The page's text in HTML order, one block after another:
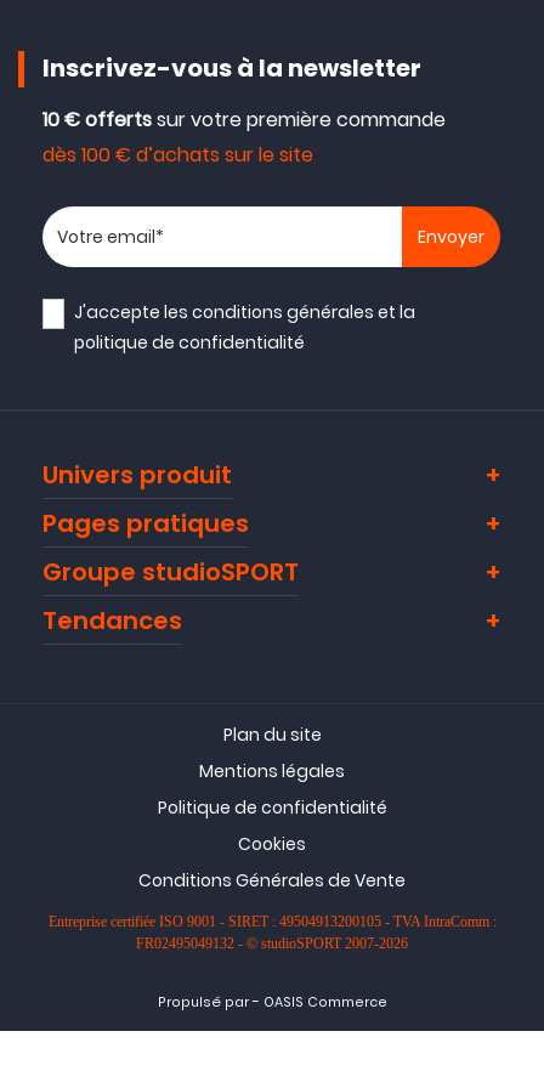
Inscrivez-vous à la newsletter
10 € offertssur votre première commande
dès 100 € d’achats sur le site
Votre adresse email
J'accepte lesconditions générales et la
politique de confidentialité
Univers produit
Pages pratiques
Groupe studioSPORT
Tendances
Plan du site
Mentions légales
Politique de confidentialité
Cookies
Conditions Générales de Vente
Entreprise certifiée ISO 9001 - SIRET : 49504913200105 - TVA IntraComm :
FR02495049132 - © studioSPORT 2007-2026
Propulsé par- OASIS Commerce